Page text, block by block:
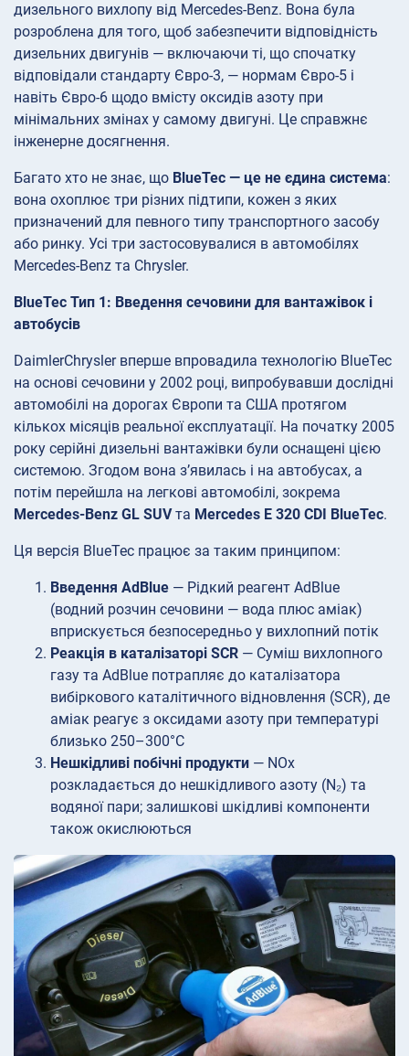
дизельного вихлопу від Mercedes-Benz. Вона була
розроблена для того, щоб забезпечити відповідність
дизельних двигунів — включаючи ті, що спочатку
відповідали стандарту Євро-3, — нормам Євро-5 і
навіть Євро-6 щодо вмісту оксидів азоту при
мінімальних змінах у самому двигуні. Це справжнє
інженерне досягнення.
Багато хто не знає, що BlueTec — це не єдина система:
вона охоплює три різних підтипи, кожен з яких
призначений для певного типу транспортного засобу
або ринку. Усі три застосовувалися в автомобілях
Mercedes-Benz та Chrysler.
BlueTec Тип 1: Введення сечовини для вантажівок і
автобусів
DaimlerChrysler вперше впровадила технологію BlueTec
на основі сечовини у 2002 році, випробувавши дослідні
автомобілі на дорогах Європи та США протягом
кількох місяців реальної експлуатації. На початку 2005
року серійні дизельні вантажівки були оснащені цією
системою. Згодом вона з’явилась і на автобусах, а
потім перейшла на легкові автомобілі, зокрема
Mercedes-Benz GL SUVта Mercedes E 320 CDI BlueTec.
Ця версія BlueTec працює за таким принципом:
Введення AdBlue — Рідкий реагент AdBlue
(водний розчин сечовини — вода плюс аміак)
вприскується безпосередньо у вихлопний потік
Реакція в каталізаторі SCR — Суміш вихлопного
газу та AdBlue потрапляє до каталізатора
вибіркового каталітичного відновлення (SCR), де
аміак реагує з оксидами азоту при температурі
близько 250–300°C
Нешкідливі побічні продукти — NOx
розкладається до нешкідливого азоту (N₂) та
водяної пари; залишкові шкідливі компоненти
також окислюються